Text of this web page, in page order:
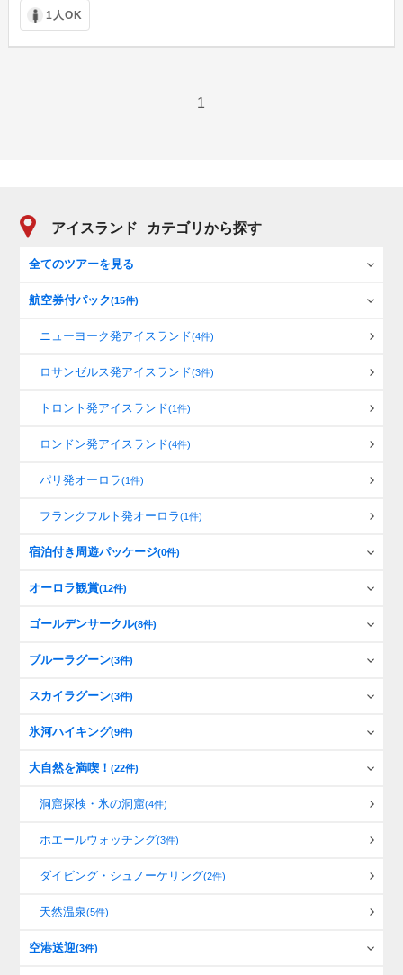
1人OK
1
アイスランド カテゴリから探す
全てのツアーを見る
航空券付パック(15件)
ニューヨーク発アイスランド(4件)
ロサンゼルス発アイスランド(3件)
トロント発アイスランド(1件)
ロンドン発アイスランド(4件)
パリ発オーロラ(1件)
フランクフルト発オーロラ(1件)
宿泊付き周遊パッケージ(0件)
オーロラ観賞(12件)
ゴールデンサークル(8件)
ブルーラグーン(3件)
スカイラグーン(3件)
氷河ハイキング(9件)
大自然を満喫！(22件)
洞窟探検・氷の洞窟(4件)
ホエールウォッチング(3件)
ダイビング・シュノーケリング(2件)
天然温泉(5件)
空港送迎(3件)